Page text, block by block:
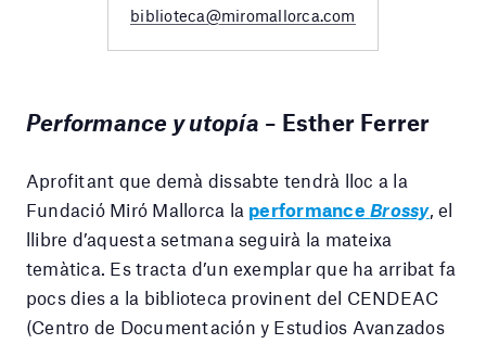
biblioteca@miromallorca.com
Performance y utopía – Esther Ferrer
Aprofitant que demà dissabte tendrà lloc a la
Fundació Miró Mallorca la performanceBrossy, el
llibre d’aquesta setmana seguirà la mateixa
temàtica. Es tracta d’un exemplar que ha arribat fa
pocs dies a la biblioteca provinent del CENDEAC
(Centro de Documentación y Estudios Avanzados